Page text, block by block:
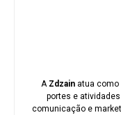
A Zdzainatua como
portes e
comunicação e